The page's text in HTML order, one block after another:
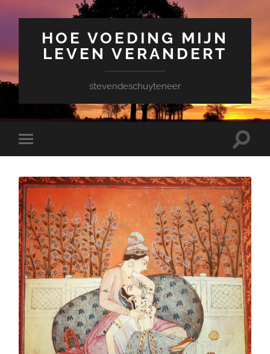
HOE VOEDING MIJN
LEVEN VERANDERT
stevendeschuyteneer
Toggle
mobiel
Toggle